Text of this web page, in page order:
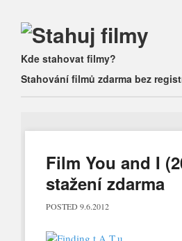
Main menu
Skip
to
content
Kde stahovat filmy?
Stahování filmů zdarma bez
Film You and I
stažení zdarma
POSTED 9.6.2012